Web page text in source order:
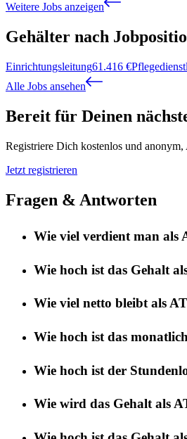
Weitere Jobs anzeigen
Gehälter nach
Einrichtungsleitung61.416 €
Alle Jobs ansehen
Bereit für Deinen
Registriere Dich kostenlos und
Jetzt registrieren
Fragen & Antworten
Wie viel verdient man als
Wie hoch ist das Gehalt
Wie viel netto bleibt als
Wie hoch ist das
Wie hoch ist der
Wie wird das Gehalt als